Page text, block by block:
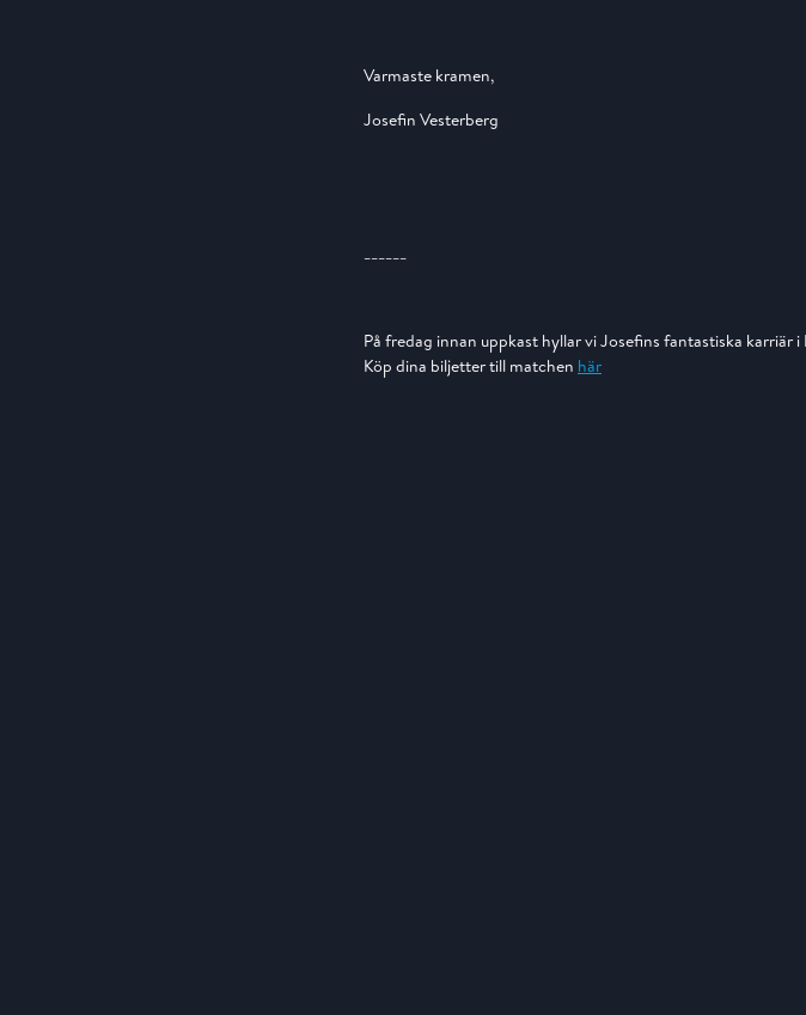
Varmaste kramen,
Josefin Vesterberg
På fredag innan uppkast hyllar vi Josefins fantastiska karriär i
Köp dina biljetter till matchen här